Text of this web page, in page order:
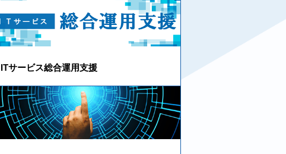
ITサービス総合運用支援